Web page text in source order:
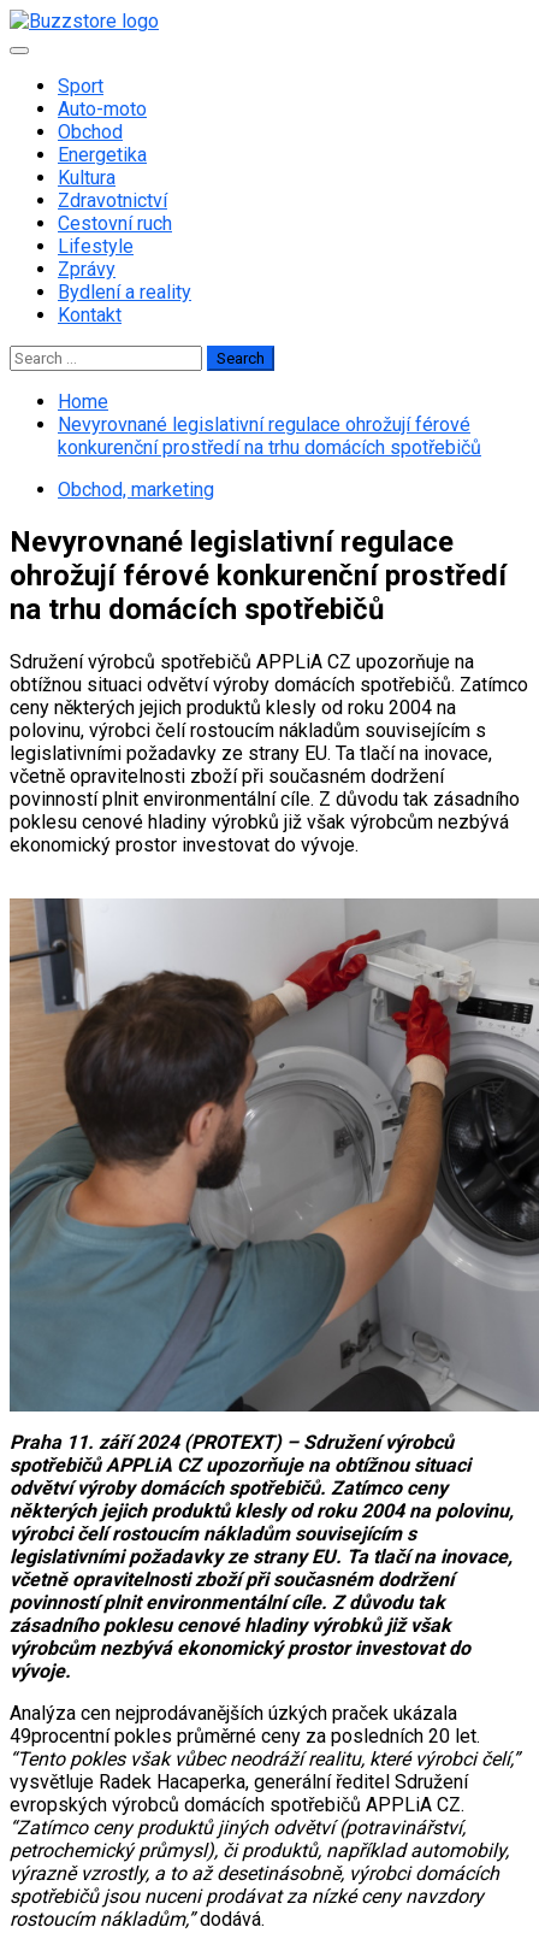
Skip
to
Primary
Sport
Auto-moto
Obchod
Energetika
Kultura
Zdravotnictví
Cestovní ruch
Lifestyle
Zprávy
Bydlení a reality
Kontakt
Search
for:
Home
Nevyrovnané legislativní regulace ohrožují férové
konkurenční prostředí na trhu domácích spotřebičů
Obchod, marketing
Nevyrovnané legislativní regulace
ohrožují férové konkurenční prostředí
na trhu domácích spotřebičů
Sdružení výrobců spotřebičů APPLiA CZ upozorňuje na
obtížnou situaci odvětví výroby domácích spotřebičů. Zatímco
ceny některých jejich produktů klesly od roku 2004 na
polovinu, výrobci čelí rostoucím nákladům souvisejícím s
legislativními požadavky ze strany EU. Ta tlačí na inovace,
včetně opravitelnosti zboží při současném dodržení
povinností plnit environmentální cíle. Z důvodu tak zásadního
poklesu cenové hladiny výrobků již však výrobcům nezbývá
ekonomický prostor investovat do vývoje.
Praha 11. září 2024 (PROTEXT) – Sdružení výrobců
spotřebičů APPLiA CZ upozorňuje na obtížnou situaci
odvětví výroby domácích spotřebičů. Zatímco ceny
některých jejich produktů klesly od roku 2004 na polovinu,
výrobci čelí rostoucím nákladům souvisejícím s
legislativními požadavky ze strany EU. Ta tlačí na inovace,
včetně opravitelnosti zboží při současném dodržení
povinností plnit environmentální cíle. Z důvodu tak
zásadního poklesu cenové hladiny výrobků již však
výrobcům nezbývá ekonomický prostor investovat do
vývoje.
Analýza cen nejprodávanějších úzkých praček ukázala
49procentní pokles průměrné ceny za posledních 20 let.
“Tento pokles však vůbec neodráží realitu, které výrobci čelí,”
vysvětluje Radek Hacaperka, generální ředitel Sdružení
evropských výrobců domácích spotřebičů APPLiA CZ.
“Zatímco ceny produktů jiných odvětví (potravinářství,
petrochemický průmysl), či produktů, například automobily,
výrazně vzrostly, a to až desetinásobně, výrobci domácích
spotřebičů jsou nuceni prodávat za nízké ceny navzdory
rostoucím nákladům,”dodává.